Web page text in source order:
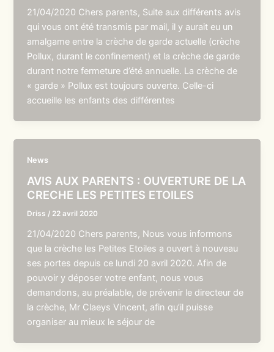
21/04/2020 Chers parents, Suite aux différents avis
qui vous ont été transmis par mail, il y aurait eu un
amalgame entre la crèche de garde actuelle (crèche
Pollux, durant le confinement) et la crèche de garde
durant notre fermeture d’été annuelle. La crèche de
« garde » Pollux est toujours ouverte. Celle-ci
accueille les enfants des différentes
News
AVIS AUX PARENTS : OUVERTURE DE LA
CRECHE LES PETITES ETOILES
Driss / 22 avril 2020
21/04/2020 Chers parents, Nous vous informons
que la crèche les Petites Etoiles a ouvert à nouveau
ses portes depuis ce lundi 20 avril 2020. Afin de
pouvoir y déposer votre enfant, nous vous
demandons, au préalable, de prévenir le directeur de
la crèche, Mr Claeys Vincent, afin qu’il puisse
organiser au mieux le séjour de